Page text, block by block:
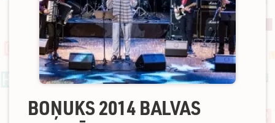
BOŅUKS 2014 BALVAS